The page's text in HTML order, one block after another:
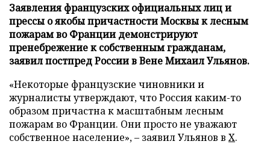
Заявления французских официальных лиц и
прессы о якобы причастности Москвы к лесным
пожарам во Франции демонстрируют
пренебрежение к собственным гражданам,
заявил постпред России в Вене Михаил Ульянов.
«Некоторые французские чиновники и
журналисты утверждают, что Россия каким-то
образом причастна к масштабным лесным
пожарам во Франции. Они просто не уважают
собственное население», – заявил Ульянов в X.